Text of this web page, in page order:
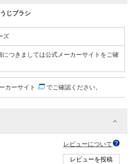
じブラシ
ズ
につきましては公式メーカーサイトをご確
カーサイト でご確認ください。
レビューについて
レビューを投稿